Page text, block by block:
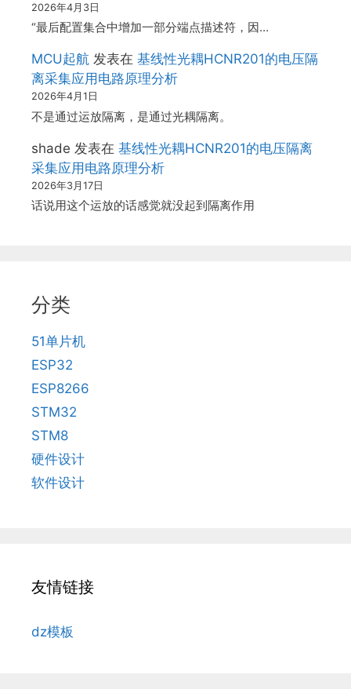
2026年4月3日
“最后配置集合中增加一部分端点描述符，因…
MCU起航 发表在 基线性光耦HCNR201的电压隔
离采集应用电路原理分析
2026年4月1日
不是通过运放隔离，是通过光耦隔离。
shade 发表在 基线性光耦HCNR201的电压隔离
采集应用电路原理分析
2026年3月17日
话说用这个运放的话感觉就没起到隔离作用
分类
51单片机
ESP32
ESP8266
STM32
STM8
硬件设计
软件设计
友情链接
dz模板